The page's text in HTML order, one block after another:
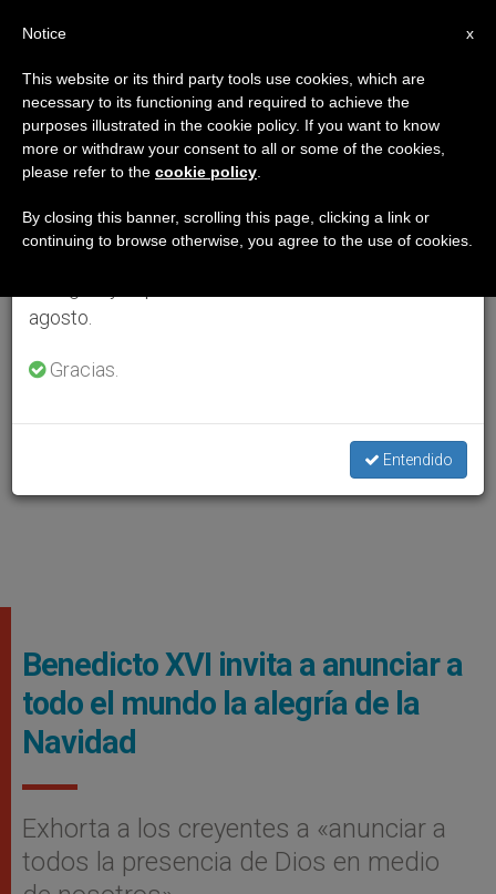
Benedicto XVI invita a anunciar a
todo el mundo la alegría de la
Navidad
Exhorta a los creyentes a «anunciar a
todos la presencia de Dios en medio
×
Aviso importante
Del 27 de julio al 7 de agosto haremos la pausa
anual, aprovechando que en el periodo de verano
se generan menos informaciones y también el
agosto.
Gracias.
Entendido
x
Notice
This website or its third party tools use cookies, which are
necessary to its functioning and required to achieve the
purposes illustrated in the cookie policy. If you want to know
more or withdraw your consent to all or some of the cookies,
please refer to the cookie policy
By closing this banner, scrolling this page, clicking a link or
continuing to browse otherwise, you agree to the use of cookies.